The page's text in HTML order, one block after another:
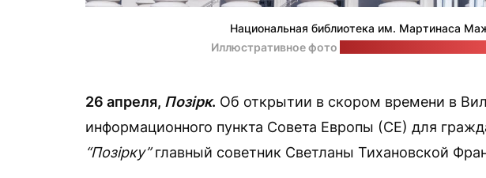
Национальная библиотека им. Мартинаса
Иллюстративное фото
26 апреля, Позірк. Об открытии в скором времени в
информационного пункта Совета Европы (СЕ) для
“Позірку”главный советник Светланы Тихановской